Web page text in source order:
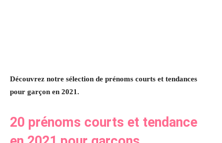
Découvrez notre sélection de prénoms courts et tendances
pour garçon en 2021.
20 prénoms courts et tendance